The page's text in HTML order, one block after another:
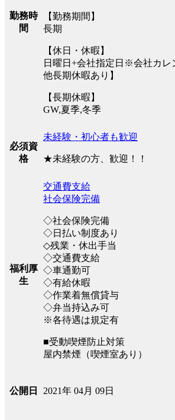
勤務時
間
【勤務期間】
長期
【休日・休暇】
日曜日+会社指定日※会社カレ
他長期休暇あり】
【長期休暇】
GW,夏季,冬季
必須資
格
未経験・初心者も歓迎
★未経験の方、歓迎！！
福利厚
生
交通費支給
社会保険完備
◇社会保険完備
◇日払い制度あり
◇残業・休出手当
◇交通費支給
◇車通勤可
◇有給休暇
◇作業着無償貸与
◇弁当持込み可
※各待遇は規定有
■受動喫煙防止対策
屋内禁煙（喫煙室あり）
公開日 2021年 04月 09日